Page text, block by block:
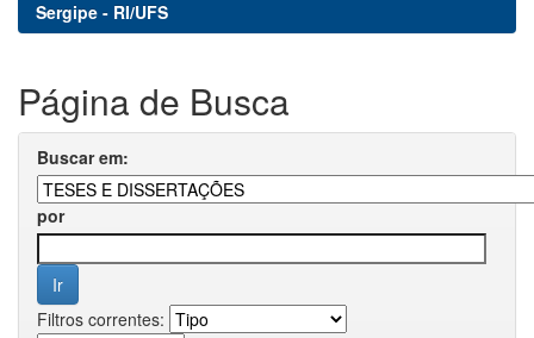
Sergipe - RI/UFS
Página de Busca
Buscar em:
por
Filtros correntes: